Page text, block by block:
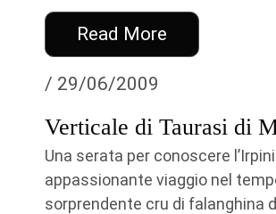
Read More
/ 29/06/2009
Verticale di Taurasi di
Una serata per conoscere
appassionante viaggio nel
sorprendente cru di falanghina